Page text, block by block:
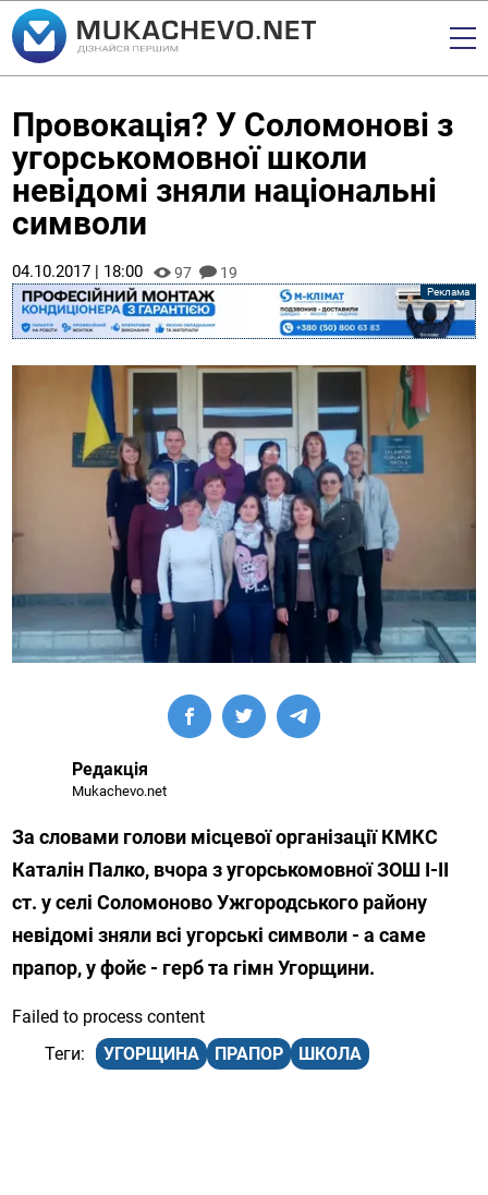
Провокація? У Соломонові з
угорськомовної школи
невідомі зняли національні
символи
04.10.2017 | 18:00 97 19
Редакція
Mukachevo.net
За словами голови місцевої організації КМКС
Каталін Палко, вчора з угорськомовної ЗОШ І-ІІ
ст. у селі Соломоново Ужгородського району
невідомі зняли всі угорські символи - а саме
прапор, у фойє - герб та гімн Угорщини.
Failed to process content
УГОРЩИНА
ПРАПОР ШКОЛА